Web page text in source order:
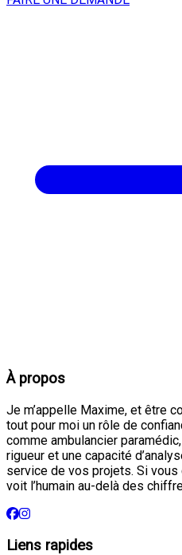
À propos
Je m’appelle Maxime, et être
tout pour moi un rôle de
comme ambulancier
rigueur et une capacité
service de vos projets. Si
voit l’humain au-delà des
Liens rapides